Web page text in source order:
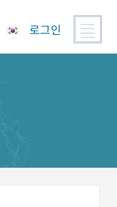
로그인